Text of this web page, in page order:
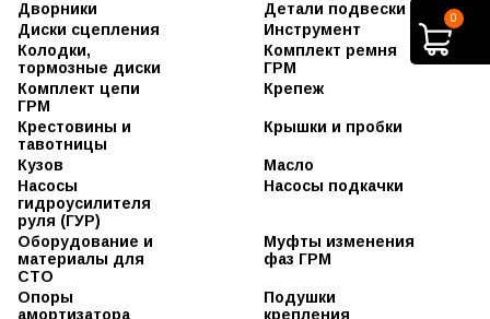
Болты и
контакты
стартера
Бронепровода
Генераторы
Катушки
Крепления
АККБ
зажигания
Свечи
Стартеры
Втулки
стабилизатора
Втулки ступицы
Сайлентблоки
Гайки легковые
Футорки и гайки
грузовые
Дворники
Дворники
бескаркасные
Дворники
гибридные
Дворники
задние
Дворники
зимние
Дворники
зимние
"Оптимум"
Дворники
летние
Дворники
летние
ECONOM
Детали подвески
Вал рулевой
Рейки
Рулевые
наконечники.
Рычаги,
сошки.
Стойки
стабилизаторов
Шаровые
опоры.
Диски сцепления
Инструмент
Колодки,
тормозные диски
Суппорта
Датчики износа
колодок
Диски
тормозные
Колодки
барабанные
Колодки
дисковые
Поршень
тормозного
суппорта
Ремкомплект
Комплект ремня
ГРМ
Комплект цепи
ГРМ
Крепеж
Европейские
модели
Клипсы на
Японские
модели
Китайские
модели
Саморезы и
болты
Клипсы на
Крестовины и
тавотницы
Крышки и пробки
Кузов
Втулки
крепления
радиатора
Упоры газовые
капота,
багажника
Масло
Насосы
гидроусилителя
руля (ГУР)
Насосы подкачки
Оборудование и
материалы для
СТО
Муфты изменения
фаз ГРМ
Опоры
амортизатора
Подушки
крепления
0